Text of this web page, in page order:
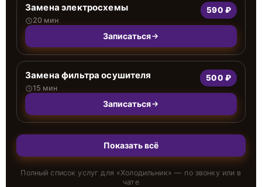
Замена электросхемы
20 мин
590 ₽
Записаться
Замена фильтра осушителя
15 мин
500 ₽
Записаться
Показать всё
Полный список услуг для «Холодильник» — по звонку или в
чате